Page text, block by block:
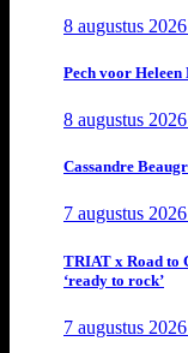
8 augustus 2026
Pech voor
8 augustus 2026
Cassandre
7 augustus 2026
TRIAT x Road to
‘ready to rock’
7 augustus 2026